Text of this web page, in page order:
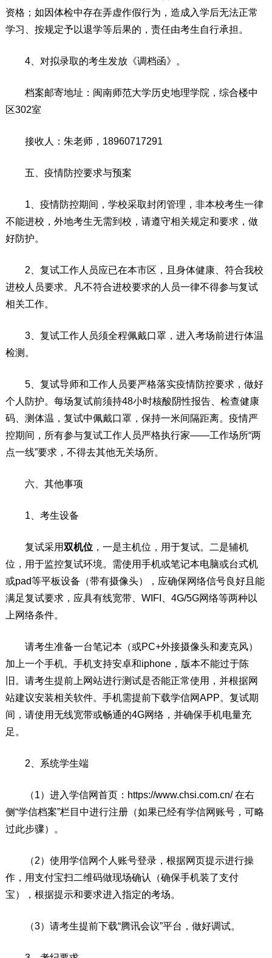
资格；如因体检中存在弄虚作假行为，造成入学后无法正常
学习、按规定予以退学等后果的，责任由考生自行承担。
4、对拟录取的考生发放《调档函》。
档案邮寄地址：闽南师范大学历史地理学院，综合楼中
区302室
接收人：朱老师，18960717291
五、疫情防控要求与预案
1、疫情防控期间，学校采取封闭管理，非本校考生一律
不能进校，外地考生无需到校，请遵守相关规定和要求，做
好防护。
2、复试工作人员应已在本市区，且身体健康、符合我校
进校人员要求。凡不符合进校要求的人员一律不得参与复试
相关工作。
3、复试工作人员须全程佩戴口罩，进入考场前进行体温
检测。
5、复试导师和工作人员要严格落实疫情防控要求，做好
个人防护。每场复试前须持48小时核酸阴性报告、检查健康
码、测体温，复试中佩戴口罩，保持一米间隔距离。疫情严
控期间，所有参与复试工作人员严格执行家——工作场所“两
点一线”要求，不得去其他无关场所。
六、其他事项
1、考生设备
复试采用双机位，一是主机位，用于复试。二是辅机
位，用于监控复试环境。需使用手机或笔记本电脑或台式机
或pad等平板设备（带有摄像头），应确保网络信号良好且能
满足复试要求，应具有线宽带、WIFI、4G/5G网络等两种以
上网络条件。
请考生准备一台笔记本（或PC+外接摄像头和麦克风）
加上一个手机。手机支持安卓和iphone，版本不能过于陈
旧。请考生提前上网站进行测试是否能正常使用，并根据网
站建议安装相关软件。手机需提前下载学信网APP。复试期
间，请使用无线宽带或畅通的4G网络，并确保手机电量充
足。
2、系统学生端
（1）进入学信网首页：https://www.chsi.com.cn/ 在右
侧“学信档案”栏目中进行注册（如果已经有学信网账号，可略
过此步骤）。
（2）使用学信网个人账号登录，根据网页提示进行操
作，用支付宝扫二维码做现场确认（确保手机装了支付
宝），根据提示和要求进入指定的考场。
（3）请考生提前下载“腾讯会议”平台，做好调试。